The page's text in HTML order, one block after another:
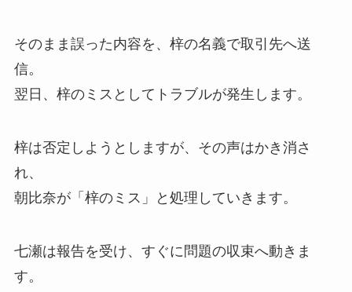
そのまま誤った内容を、梓の名義で取引先へ送
信。
翌日、梓のミスとしてトラブルが発生します。
梓は否定しようとしますが、その声はかき消さ
れ、
朝比奈が「梓のミス」と処理していきます。
七瀬は報告を受け、すぐに問題の収束へ動きま
す。